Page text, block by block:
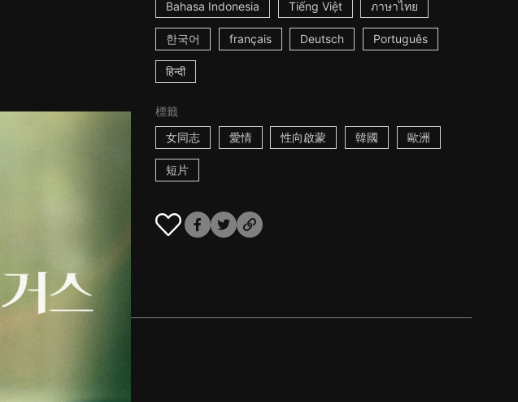
Bahasa Indonesia Tiếng Việt ภาษาไทย
한국어 français Deutsch Português
हिन्दी
標籤
女同志
愛情 性向啟蒙 韓國 歐洲
短片